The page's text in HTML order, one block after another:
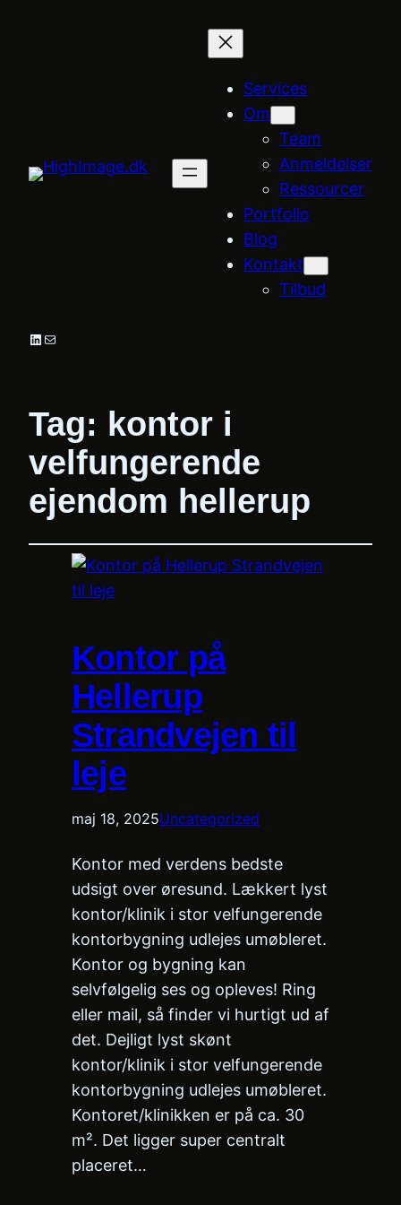
Services
Om
Team
Anmeldelser
Ressourcer
Portfolio
Blog
Kontakt
Tilbud
LinkedIn
Mail
Tag: kontor i
velfungerende
ejendom hellerup
Kontor på
Hellerup
Strandvejen til
leje
maj 18, 2025Uncategorized
Kontor med verdens bedste
udsigt over øresund. Lækkert lyst
kontor/klinik i stor velfungerende
kontorbygning udlejes umøbleret.
Kontor og bygning kan
selvfølgelig ses og opleves! Ring
eller mail, så finder vi hurtigt ud af
det. Dejligt lyst skønt
kontor/klinik i stor velfungerende
kontorbygning udlejes umøbleret.
Kontoret/klinikken er på ca. 30
m². Det ligger super centralt
placeret…